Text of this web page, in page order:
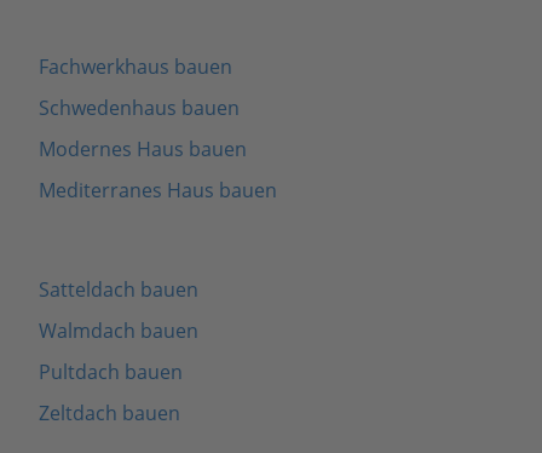
Fachwerkhaus bauen
Schwedenhaus bauen
Modernes Haus bauen
Mediterranes Haus bauen
Satteldach bauen
Walmdach bauen
Pultdach bauen
Zeltdach bauen